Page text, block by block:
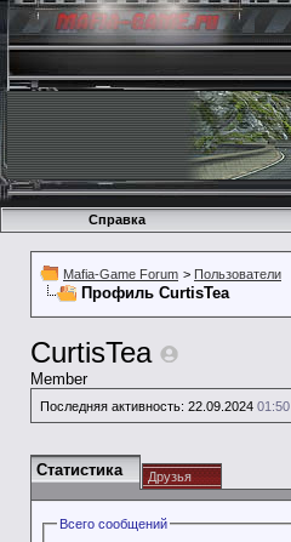
Справка
Mafia-Game Forum > Пользователи
Профиль CurtisTea
CurtisTea
Member
Последняя активность: 22.09.2024 01:50
Статистика Друзья
Всего сообщений